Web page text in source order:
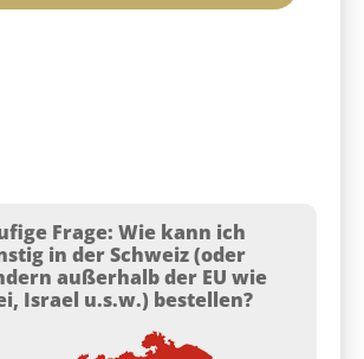
Frage: Wie kann ich
in der Schweiz (oder
außerhalb der EU wie
Israel u.s.w.) bestellen?